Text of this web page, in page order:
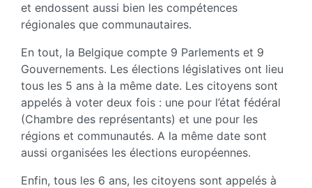
et endossent aussi bien les compétences
régionales que communautaires.
En tout, la Belgique compte 9 Parlements et 9
Gouvernements. Les élections législatives ont lieu
tous les 5 ans à la même date. Les citoyens sont
appelés à voter deux fois : une pour l’état fédéral
(Chambre des représentants) et une pour les
régions et communautés. A la même date sont
aussi organisées les élections européennes.
Enfin, tous les 6 ans, les citoyens sont appelés à